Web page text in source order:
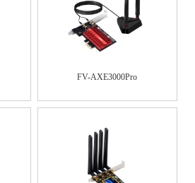
FV-AXE3000Pro